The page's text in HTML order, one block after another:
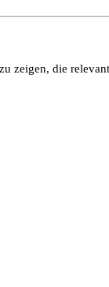
zeigen, die